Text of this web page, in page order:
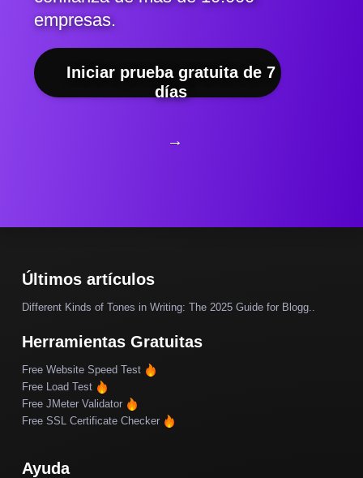
empresas.
Iniciar prueba gratuita de 7
días
→
Últimos artículos
Different Kinds of Tones in Writing: The 2025 Guide for Blogg..
Herramientas Gratuitas
Free Website Speed Test
Free Load Test
Free JMeter Validator
Free SSL Certificate Checker
Ayuda